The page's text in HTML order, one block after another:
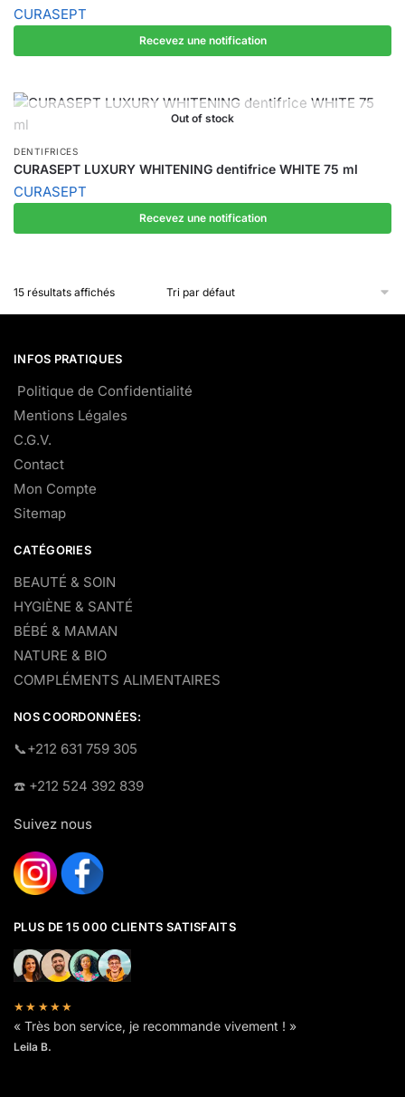
CURASEPT
Recevez une notification
Out of stock
DENTIFRICES
CURASEPT LUXURY WHITENING dentifrice WHITE 75 ml
CURASEPT
Recevez une notification
15 résultats affichés
INFOS PRATIQUES
Politique de Confidentialité
Mentions Légales
C.G.V.
Contact
Mon Compte
Sitemap
CATÉGORIES
BEAUTÉ & SOIN
HYGIÈNE & SANTÉ
BÉBÉ & MAMAN
NATURE & BIO
COMPLÉMENTS ALIMENTAIRES
NOS COORDONNÉES:
​📞+212 631 759 305
☎️​ +212 524 392 839
Suivez nous
PLUS DE 15 000 CLIENTS SATISFAITS
★★★★★
« Très bon service, je recommande vivement ! »
Leila B.